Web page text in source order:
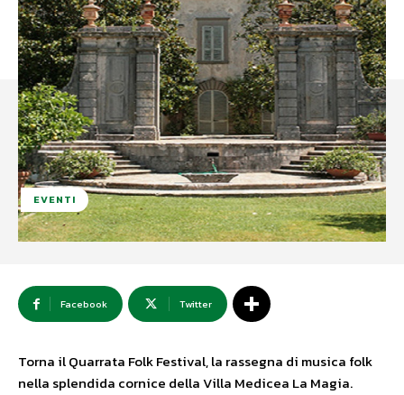
EVENTI
Facebook Twitter
Torna il Quarrata Folk Festival, la rassegna di musica folk
nella splendida cornice della Villa Medicea La Magia.